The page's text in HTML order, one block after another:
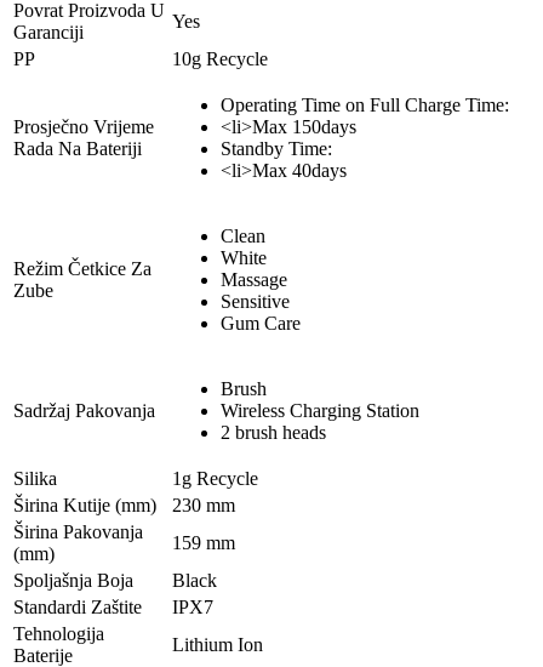
Povrat Proizvoda U
Garanciji
Yes
PP
10g Recycle
Prosječno Vrijeme
Rada Na Bateriji
Operating Time on Full Charge Time:
<li>Max 150days
Standby Time:
<li>Max 40days
Režim Četkice Za
Zube
Clean
White
Massage
Sensitive
Gum Care
Sadržaj Pakovanja
Brush
Wireless Charging Station
2 brush heads
Silika
1g Recycle
Širina Kutije (mm)
230 mm
Širina Pakovanja
(mm)
159 mm
Spoljašnja Boja
Black
Standardi Zaštite
IPX7
Tehnologija
Baterije
Lithium Ion